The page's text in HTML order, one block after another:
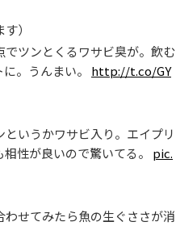
）
ツンとくるワサビ臭が。飲む
。うんまい。 http://t.co/GY
いうかワサビ入り。エイプリ
性が良いので驚いてる。 pic.
せてみたら魚の生ぐささが消